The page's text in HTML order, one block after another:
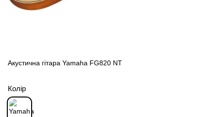
Акустична гітара Yamaha FG820 NT
Колір